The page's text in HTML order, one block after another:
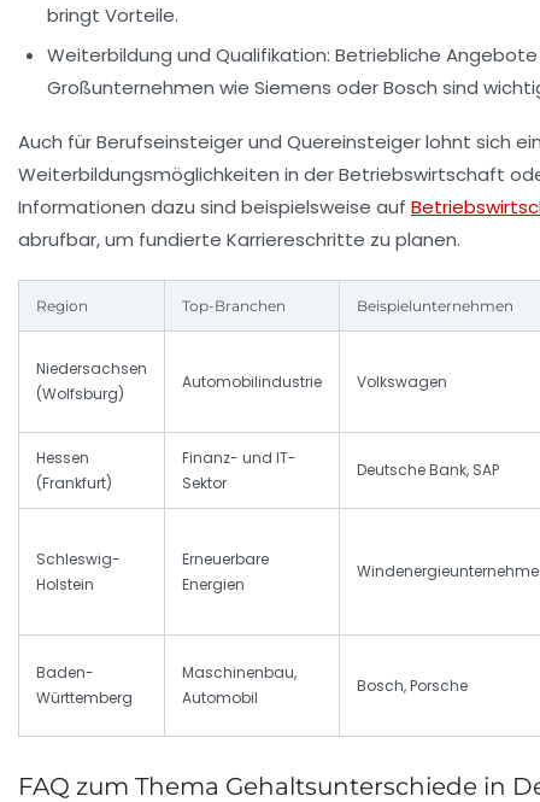
bringt Vorteile.
Weiterbildung und Qualifikation: Betriebliche
Großunternehmen wie Siemens oder Bosch sind
Auch für Berufseinsteiger und Quereinsteiger lohnt sich
Weiterbildungsmöglichkeiten in der Betriebswirtschaft
Informationen dazu sind beispielsweise auf
abrufbar, um fundierte Karriereschritte zu planen.
Region Top-Branchen Beispielunternehmen
Niedersachsen
(Wolfsburg)
Automobilindustrie Volkswagen
Hessen
(Frankfurt)
Finanz- und IT-
Sektor
Deutsche Bank, SAP
Schleswig-
Holstein
Erneuerbare
Energien
Baden-
Württemberg
Maschinenbau,
Automobil
Bosch, Porsche
FAQ zum Thema Gehaltsunterschiede in